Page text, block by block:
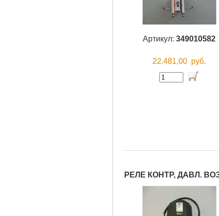
Артикул: 349010582
22.481,00 руб.
РЕЛЕ КОНТР, ДАВЛ.